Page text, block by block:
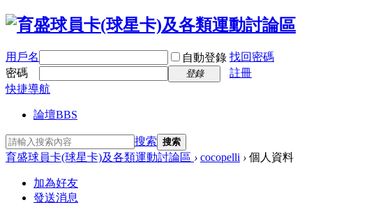
用戶名 自動登錄 找回密碼
密碼
登錄
註冊
快捷導航
論壇BBS
搜索 搜索
育盛球員卡(球星卡)及各類運動討論區 › cocopelli › 個人資料
加為好友
發送消息